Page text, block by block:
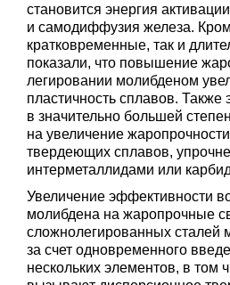
становится энергия
и самодиффузия железа.
кратковременные, так и
показали, что повышение
легировании молибденом
пластичность сплавов. Также
в значительно большей
на увеличение
твердеющих сплавов,
интерметаллидами или
Увеличение эффективности
молибдена на жаропрочные
сложнолегированных сталей
за счет одновременного
нескольких элементов, в том